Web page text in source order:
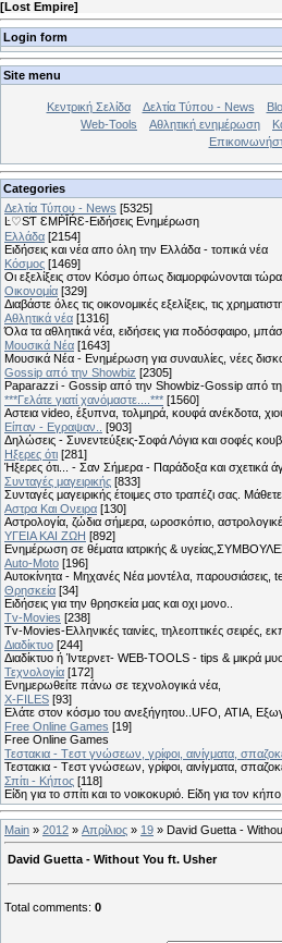
[Lost Empire]
Login form
Site menu
Κεντρική Σελίδα Δελτία Τύπου - News
Web-Tools
Αθλητική ενημέρωση
Categories
Δελτία Τύπου - News [5325]
Ŀ♡SƬ ƐMṖĪŔƐ-Ειδήσεις Ενημέρωση
Ελλάδα [2154]
Ειδήσεις και νέα απο όλη την Ελλάδα - τοπικά νέα
Κόσμος [1469]
Οι εξελίξεις στον Κόσμο όπως διαμορφώνονται
Οικονομία [329]
Διαβάστε όλες τις οικονομικές εξελίξεις, τις
Αθλητικά νέα [1316]
Όλα τα αθλητικά νέα, ειδήσεις για ποδόσφαιρο,
Μουσικά Νέα [1643]
Μουσικά Νέα - Ενημέρωση για συναυλίες, νέες
Gossip από την Showbiz [2305]
Paparazzi - Gossip από την Showbiz-Gossip από
***Γελάτε γιατί χανόμαστε....*** [1560]
Αστεια video, έξυπνα, τολμηρά, κουφά ανέκδοτα,
Είπαν - Εγραψαν..
[903]
Δηλώσεις - Συνεντεύξεις-Σοφά Λόγια και σοφές
Hξερες ότι [281]
Ήξερες ότι... - Σαν Σήμερα - Παράδοξα και σχετικά
Συνταγές μαγειρικής [833]
Συνταγές μαγειρικής έτοιμες στο τραπέζι σας.
Αστρα Και Ονειρα [130]
Αστρολογία, ζώδια σήμερα, ωροσκόπιο,
ΥΓΕΙΑ ΚΑΙ ΖΩΗ [892]
Eνημέρωση σε θέματα ιατρικής &
Auto-Moto [196]
Αυτοκίνητα - Μηχανές Νέα μοντέλα,
Θρησκεία [34]
Ειδήσεις για την θρησκεία μας και οχι μονο..
Tv-Movies [238]
Tv-Movies-Ελληνικές ταινίες, τηλεοπτικές
Διαδίκτυο [244]
Διαδίκτυο ή Ίντερνετ- WEB-TOOLS - tips & μικρά
Τεχνολογία [172]
Ενημερωθείτε πάνω σε τεχνολογικά νέα,
X-FILES [93]
Ελάτε στον κόσμο του ανεξήγητου..UFO, ΑΤΙΑ,
Free Online Games [19]
Free Online Games
Τεστακια - Tεστ γνώσεων, γρίφοι, αινίγματα,
Τεστακια - Tεστ γνώσεων, γρίφοι, αινίγματα,
Σπίτι - Κήπος [118]
Είδη για το σπίτι και το νοικοκυριό. Είδη για τον
Main » 2012 » Απρίλιος » 19 » David Guetta -
David Guetta - Without You ft. Usher
Total comments: 0